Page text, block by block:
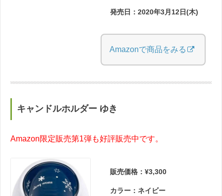
発売日：2020年3月12日(木)
Amazonで商品をみる
キャンドルホルダー ゆき
Amazon限定販売第1弾も好評販売中です。
販売価格：¥3,300
カラー：ネイビー